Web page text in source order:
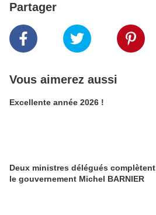
Partager
Vous aimerez aussi
Excellente année 2026 !
Deux ministres délégués complètent
le gouvernement Michel BARNIER